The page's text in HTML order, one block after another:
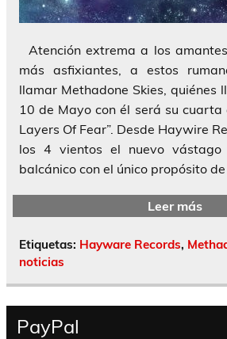
Atención extrema a los
más asfixiantes, a estos
llamar Methadone Skies, quiénes
10 de Mayo con él será su cuarta
Layers Of Fear”. Desde Haywire
los 4 vientos el nuevo
balcánico con el único propósito
Leer más
Etiquetas: Hayware Records,
noticias
PayPal